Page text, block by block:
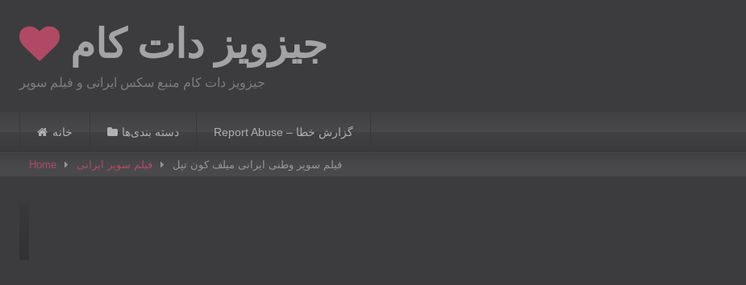
content
جیزویز دات کام
جیزویز دات کام منبع سکس ایرانی‌ و فیلم سوپر
خانه دسته بندی‌ها Report Abuse – گزارش خطا
Home فیلم سوپر ایرانی‌ فیلم سوپر وطنی ایرانی‌ میلف کون تپل